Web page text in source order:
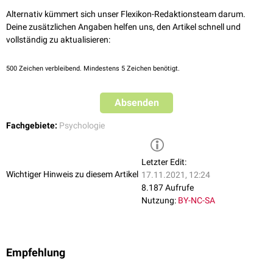
Alternativ kümmert sich unser Flexikon-Redaktionsteam darum.
Deine zusätzlichen Angaben helfen uns, den Artikel schnell und
vollständig zu aktualisieren:
500 Zeichen verbleibend. Mindestens 5 Zeichen benötigt.
Absenden
Fachgebiete: Psychologie
Wichtiger Hinweis zu diesem Artikel
Letzter Edit:
17.11.2021, 12:24
8.187 Aufrufe
Nutzung: BY-NC-SA
Empfehlung